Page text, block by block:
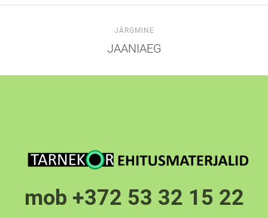
JÄRGMINE
JAANIAEG
mob +372 53 32 15 22